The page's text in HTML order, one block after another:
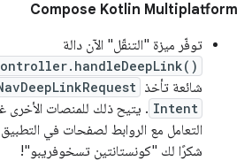
‫Compose Kotlin Multiplatform
توفّر ميزة "التنقّل" الآن دالة
شائعة تأخذ
Intent
التعامل مع الروابط لصفحات في
شكرًا لك "كونستانتين تسخوفريبو"!